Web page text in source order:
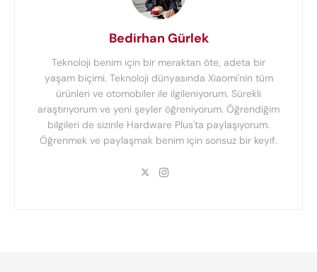
Bedirhan Gürlek
Teknoloji benim için bir meraktan öte, adeta bir
yaşam biçimi. Teknoloji dünyasında Xiaomi'nin tüm
ürünleri ve otomobiler ile ilgileniyorum. Sürekli
araştırıyorum ve yeni şeyler öğreniyorum. Öğrendiğim
bilgileri de sizinle Hardware Plus'ta paylaşıyorum.
Öğrenmek ve paylaşmak benim için sonsuz bir keyif.